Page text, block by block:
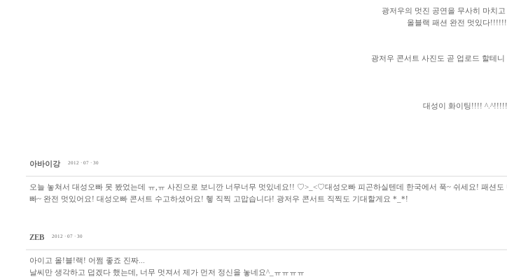
광저우의 멋진 공연을 무사히 마치
올블랙 패션 완전 멋있다
광저우 콘서트 사진도 곧 업로드 할테
대성이 화이팅!!!!
아바이강 2012 · 07 · 30
오늘 놓쳐서 대성오빠 못 봤었는데 ㅠ,ㅠ 사진으로 보니깐 너무너무 멋있네요!! ♡>_<♡대성오빠 피곤하실텐데 한국에서 푹~ 쉬세요! 패션
빠~ 완전 멋있어요! 대성오빠 콘서트 수고하셨어요! 헿 직찍 고맙습니다! 광저우 콘서트 직찍도 기대할게요 *_*!
ZEB 2012 · 07 · 30
아이고 올!블!랙! 어쩜 좋죠 진짜...
날씨만 생각하고 덥겠다 했는데, 너무 멋져서 제가 먼저 정신을 놓네요^_ㅠㅠㅠㅠ